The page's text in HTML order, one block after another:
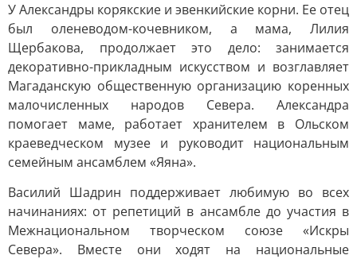
У Александры корякские и эвенкийские корни. Ее отец
был оленеводом-кочевником, а мама, Лилия
Щербакова, продолжает это дело: занимается
декоративно-прикладным искусством и возглавляет
Магаданскую общественную организацию коренных
малочисленных народов Севера. Александра
помогает маме, работает хранителем в Ольском
краеведческом музее и руководит национальным
семейным ансамблем «Яяна».
Василий Шадрин поддерживает любимую во всех
начинаниях: от репетиций в ансамбле до участия в
Межнациональном творческом союзе «Искры
Севера». Вместе они ходят на национальные